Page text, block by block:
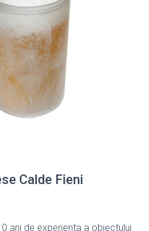
Calde Fieni
ani de experienta a obiectului